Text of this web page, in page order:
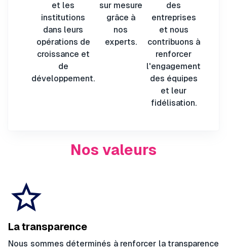
et les
institutions
dans leurs
opérations de
croissance et
de
développement.
sur mesure
grâce à
nos
experts.
des
entreprises
et nous
contribuons à
renforcer
l'engagement
des équipes
et leur
fidélisation.
Nos valeurs
star_border
La transparence
Nous sommes déterminés à renforcer la transparence